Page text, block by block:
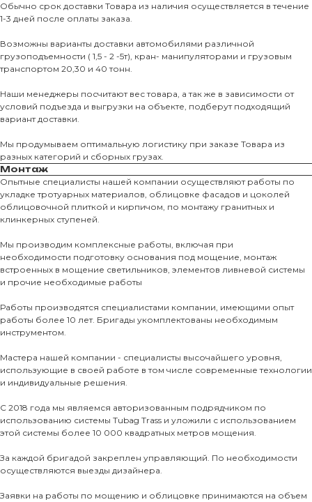
Обычно срок доставки Товара из наличия осуществляется в течение
1-3 дней после оплаты заказа.
Возможны варианты доставки автомобилями различной
грузоподъемности ( 1,5 - 2 -5т), кран- манипуляторами и грузовым
транспортом 20,30 и 40 тонн.
Наши менеджеры посчитают вес товара, а так же в зависимости от
условий подъезда и выгрузки на объекте, подберут подходящий
вариант доставки.
Мы продумываем оптимальную логистику при заказе Товара из
разных категорий и сборных грузах.
Монтаж
Опытные специалисты нашей компании осуществляют работы по
укладке тротуарных материалов, облицовке фасадов и цоколей
облицовочной плиткой и кирпичом, по монтажу гранитных и
клинкерных ступеней.
Мы производим комплексные работы, включая при
необходимости подготовку основания под мощение, монтаж
встроенных в мощение светильников, элементов ливневой системы
и прочие необходимые работы
Работы производятся специалистами компании, имеющими опыт
работы более 10 лет. Бригады укомплектованы необходимым
инструментом.
Мастера нашей компании - специалисты высочайшего уровня,
использующие в своей работе в том числе современные технологии
и индивидуальные решения.
С 2018 года мы являемся авторизованным подрядчиком по
использованию системы Tubag Trass и уложили с использованием
этой системы более 10 000 квадратных метров мощения.
За каждой бригадой закреплен управляющий. По необходимости
осуществляются выезды дизайнера.
Заявки на работы по мощению и облицовке принимаются на объем
О КОМПАНИИ
О нас
Уличные
Фасадные
Заборы